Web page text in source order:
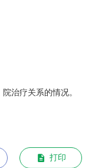
院治疗关系的情况。
打印